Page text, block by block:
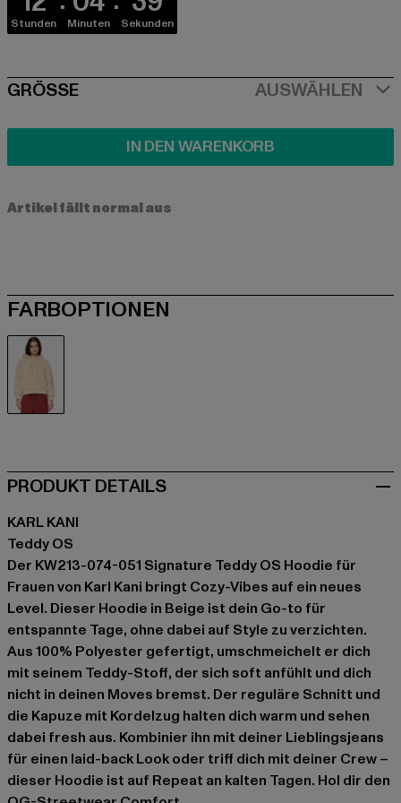
Stunden Minuten Sekunden
SIZE
GRÖSSE AUSWÄHLEN
IN DEN WARENKORB
Artikel fällt normal aus
FARBOPTIONEN
PRODUKT DETAILS
KARL KANI
Teddy OS
Der KW213-074-051 Signature Teddy OS Hoodie für
Frauen von Karl Kani bringt Cozy-Vibes auf ein neues
Level. Dieser Hoodie in Beige ist dein Go-to für
entspannte Tage, ohne dabei auf Style zu verzichten.
Aus 100% Polyester gefertigt, umschmeichelt er dich
mit seinem Teddy-Stoff, der sich soft anfühlt und dich
nicht in deinen Moves bremst. Der reguläre Schnitt und
die Kapuze mit Kordelzug halten dich warm und sehen
dabei fresh aus. Kombinier ihn mit deiner Lieblingsjeans
für einen laid-back Look oder triff dich mit deiner Crew –
dieser Hoodie ist auf Repeat an kalten Tagen. Hol dir den